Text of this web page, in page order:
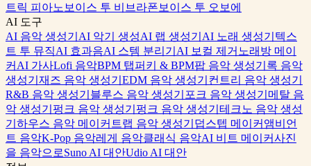
트릭 피아노 보이스 투 비브라폰 보이스 투 오보에
AI 도구
AI 음악 생성기 AI 악기 생성AI 랩 생성기 AI 노래 생성기 텍스
트 투 뮤직AI 효과음AI 스템 분리기 AI 보컬 제거 노래방 메이
커 AI 가사Lofi 음악BPM 탭퍼 키 & BPM팝 음악 생성기 록 음악
생성기 재즈 음악 생성기 EDM 음악 생성기 컨트리 음악 생성기
R&B 음악 생성기 블루스 음악 생성기 포크 음악 생성기 메탈 음
악 생성기 펑크 음악 생성기 펑크 음악 생성기 테크노 음악 생성
기 하우스 음악 메이커 트랩 음악 생성기 덥스텝 메이커 앰비언
트 음악K-Pop 음악레게 음악클래식 음악AI 비트 메이커사진
을 음악으로Suno AI 대안Udio AI 대안